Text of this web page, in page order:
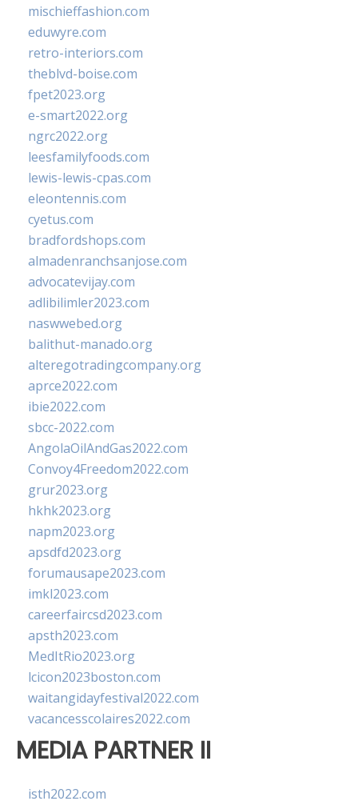
mischieffashion.com
eduwyre.com
retro-interiors.com
theblvd-boise.com
fpet2023.org
e-smart2022.org
ngrc2022.org
leesfamilyfoods.com
lewis-lewis-cpas.com
eleontennis.com
cyetus.com
bradfordshops.com
almadenranchsanjose.com
advocatevijay.com
adlibilimler2023.com
naswwebed.org
balithut-manado.org
alteregotradingcompany.org
aprce2022.com
ibie2022.com
sbcc-2022.com
AngolaOilAndGas2022.com
Convoy4Freedom2022.com
grur2023.org
hkhk2023.org
napm2023.org
apsdfd2023.org
forumausape2023.com
imkl2023.com
careerfaircsd2023.com
apsth2023.com
MedItRio2023.org
lcicon2023boston.com
waitangidayfestival2022.com
vacancesscolaires2022.com
MEDIA PARTNER II
isth2022.com